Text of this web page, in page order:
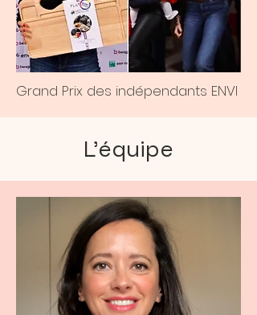
Grand Prix des indépendants ENVI
L’équipe